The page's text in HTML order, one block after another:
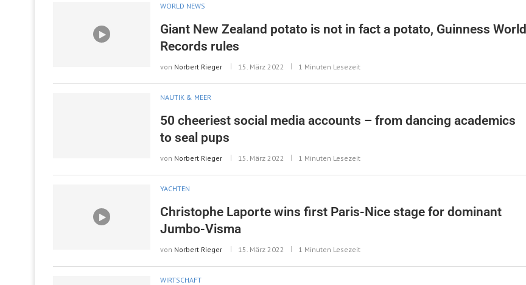
WORLD NEWS
Giant New Zealand potato is not in fact a potato, Guinness World
Records rules
von Norbert Rieger 15. März 2022 1 Minuten Lesezeit
NAUTIK & MEER
50 cheeriest social media accounts – from dancing academics
to seal pups
von Norbert Rieger 15. März 2022 1 Minuten Lesezeit
YACHTEN
Christophe Laporte wins first Paris-Nice stage for dominant
Jumbo-Visma
von Norbert Rieger 15. März 2022 1 Minuten Lesezeit
WIRTSCHAFT